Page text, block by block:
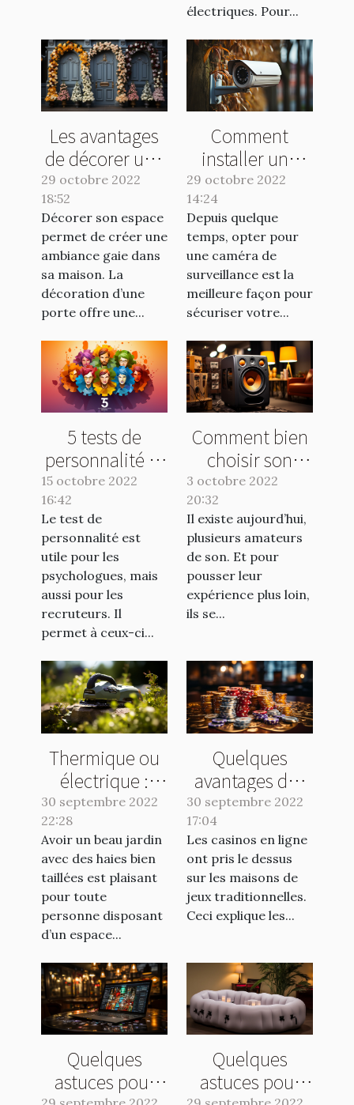
électriques. Pour...
Les avantages
de décorer une
porte
29 octobre 2022
18:52
Décorer son espace
permet de créer une
ambiance gaie dans
sa maison. La
décoration d’une
porte offre une...
Comment
installer une
caméra de
surveillance
sans fil ?
29 octobre 2022
14:24
Depuis quelque
temps, opter pour
une caméra de
surveillance est la
meilleure façon pour
sécuriser votre...
5 tests de
personnalité et
leurs avantages
15 octobre 2022
16:42
Le test de
personnalité est
utile pour les
psychologues, mais
aussi pour les
recruteurs. Il
permet à ceux-ci...
Comment bien
choisir son
caisson de
3 octobre 2022
20:32
Il existe aujourd’hui,
plusieurs amateurs
de son. Et pour
pousser leur
expérience plus loin,
ils se...
Thermique ou
électrique :
quelle taille
haie choisir ?
30 septembre 2022
22:28
Avoir un beau jardin
avec des haies bien
taillées est plaisant
pour toute
personne disposant
d’un espace...
Quelques
avantages des
casinos en ligne
30 septembre 2022
17:04
Les casinos en ligne
ont pris le dessus
sur les maisons de
jeux traditionnelles.
Ceci explique les...
Quelques
astuces pour
Quelques
astuces pour